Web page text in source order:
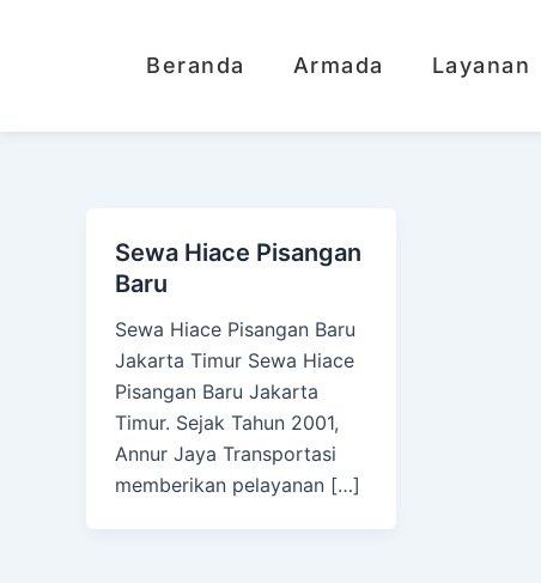
Beranda Armada Layanan
Sewa Hiace Pisangan
Baru
Sewa Hiace Pisangan Baru
Jakarta Timur Sewa Hiace
Pisangan Baru Jakarta
Timur. Sejak Tahun 2001,
Annur Jaya Transportasi
memberikan pelayanan […]